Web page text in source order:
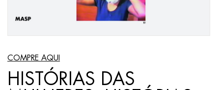
COMPRE AQUI
HISTÓRIAS DAS